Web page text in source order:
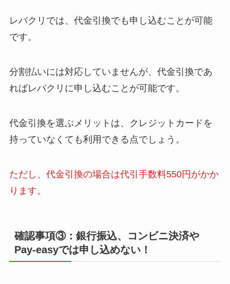
レバクリでは、代金引換でも申し込むことが可能
です。
分割払いには対応していませんが、代金引換であ
ればレバクリに申し込むことが可能です。
代金引換を選ぶメリットは、クレジットカードを
持っていなくても利用できる点でしょう。
ただし、代金引換の場合は代引手数料550円がかか
ります。
確認事項③：銀行振込、コンビニ決済や
Pay-easyでは申し込めない！